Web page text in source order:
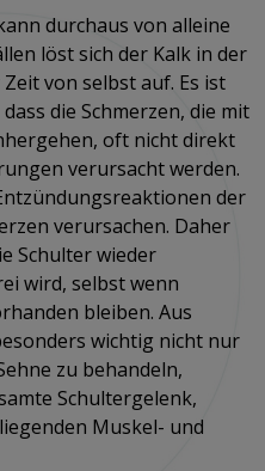
durchaus von alleine
löst sich der Kalk in der
von selbst auf. Es ist
die Schmerzen, die mit
oft nicht direkt
verursacht werden.
der
verursachen. Daher
Schulter wieder
wird, selbst wenn
bleiben. Aus
wichtig nicht nur
zu behandeln,
Schultergelenk,
Muskel- und